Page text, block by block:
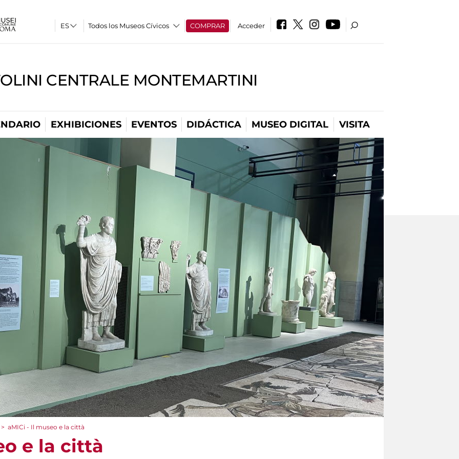
Todos los Museos Cívicos COMPRAR Acceder
CENTRALE MONTEMARTINI
EXHIBICIONES EVENTOS DIDÁCTICA MUSEO DIGITAL VISITA
> aMICi - Il museo e la città
e la città